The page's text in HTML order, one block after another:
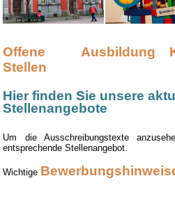
Offene
Stellen
Ausbildung
Hier finden Sie unsere
Stellenangebote
Um die Ausschreibungstexte
entsprechende Stellenangebot.
Wichtige